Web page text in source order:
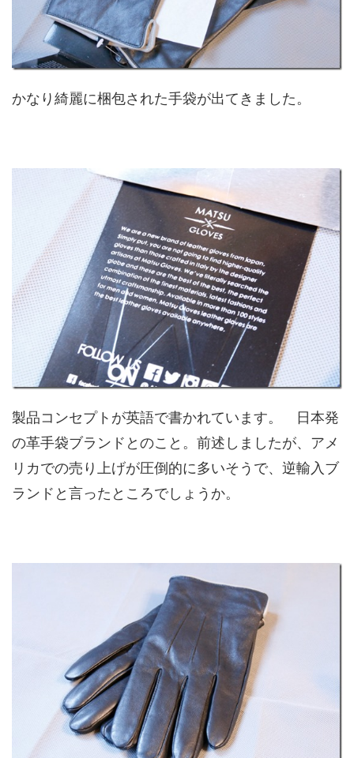
かなり綺麗に梱包された手袋が出てきました。
製品コンセプトが英語で書かれています。 日本発
の革手袋ブランドとのこと。前述しましたが、アメ
リカでの売り上げが圧倒的に多いそうで、逆輸入ブ
ランドと言ったところでしょうか。